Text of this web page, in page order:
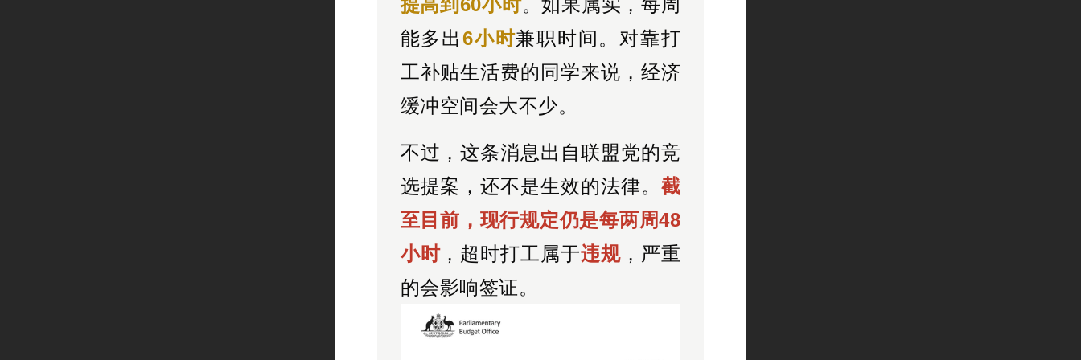
能多出6小时兼职时间。对靠打
工补贴生活费的同学来说，经济
缓冲空间会大不少。
不过，这条消息出自联盟党的竞
选提案，还不是生效的法律。 截
至目前，现行规定仍是每两周48
小时，超时打工属于违规，严重
的会影响签证。